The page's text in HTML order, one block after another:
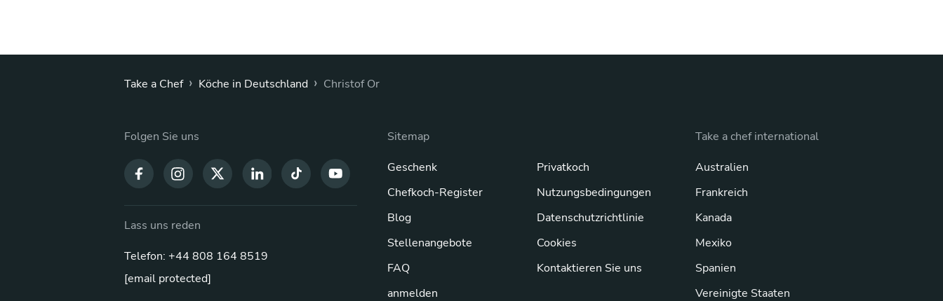
Take a Chef › Köche in Deutschland › Christof Or
Folgen Sie uns
Lass uns reden
Telefon: +44 808 164 8519
[email protected]
Sitemap
Geschenk
Chefkoch-Register
Blog
Stellenangebote
FAQ
anmelden
Privatkoch
Nutzungsbedingungen
Datenschutzrichtlinie
Cookies
Kontaktieren Sie uns
Take a chef international
Australien
Frankreich
Kanada
Mexiko
Spanien
Vereinigte Staaten